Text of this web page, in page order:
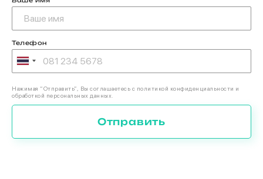
Телефон
Нажимая “Отправить”, Вы соглашаетесь с политикой конфиденциальности и
обработкой персональных данных.
Отправить